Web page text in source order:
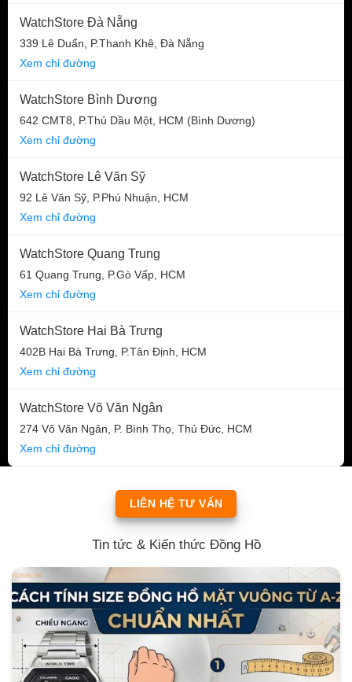
WatchStore Đà Nẵng
339 Lê Duẩn, P.Thanh Khê, Đà Nẵng
Xem chỉ đường
WatchStore Bình Dương
642 CMT8, P.Thủ Dầu Một, HCM (Bình Dương)
Xem chỉ đường
WatchStore Lê Văn Sỹ
92 Lê Văn Sỹ, P.Phú Nhuận, HCM
Xem chỉ đường
WatchStore Quang Trung
61 Quang Trung, P.Gò Vấp, HCM
Xem chỉ đường
WatchStore Hai Bà Trưng
402B Hai Bà Trưng, P.Tân Định, HCM
Xem chỉ đường
WatchStore Võ Văn Ngân
274 Võ Văn Ngân, P. Bình Thọ, Thủ Đức, HCM
Xem chỉ đường
LIÊN HỆ TƯ VẤN
Tin tức & Kiến thức Đồng Hồ